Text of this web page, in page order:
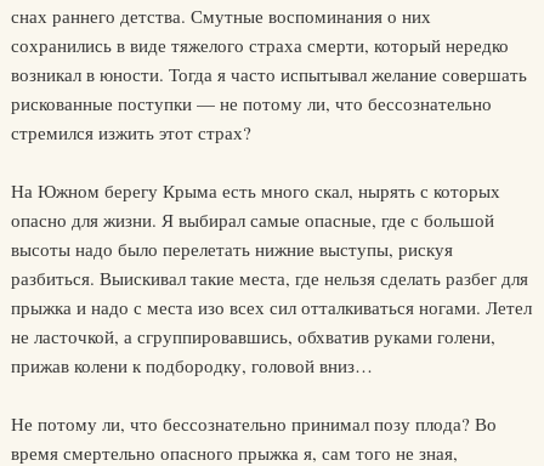
снах раннего детства. Смутные воспоминания о них
сохранились в виде тяжелого страха смерти, который нередко
возникал в юности. Тогда я часто испытывал желание совершать
рискованные поступки — не потому ли, что бессознательно
стремился изжить этот страх?
На Южном берегу Крыма есть много скал, нырять с которых
опасно для жизни. Я выбирал самые опасные, где с большой
высоты надо было перелетать нижние выступы, рискуя
разбиться. Выискивал такие места, где нельзя сделать разбег для
прыжка и надо с места изо всех сил отталкиваться ногами. Летел
не ласточкой, а сгруппировавшись, обхватив руками голени,
прижав колени к подбородку, головой вниз…
Не потому ли, что бессознательно принимал позу плода? Во
время смертельно опасного прыжка я, сам того не зная,